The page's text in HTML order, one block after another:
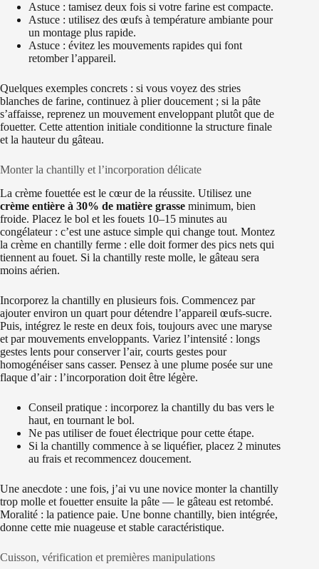
Astuce : tamisez deux fois si votre farine est compacte.
Astuce : utilisez des œufs à température ambiante pour
un montage plus rapide.
Astuce : évitez les mouvements rapides qui font
retomber l’appareil.
Quelques exemples concrets : si vous voyez des stries
blanches de farine, continuez à plier doucement ; si la pâte
s’affaisse, reprenez un mouvement enveloppant plutôt que de
fouetter. Cette attention initiale conditionne la structure finale
et la hauteur du gâteau.
Monter la chantilly et l’incorporation délicate
La crème fouettée est le cœur de la réussite. Utilisez une
crème entière à 30% de matière grasse minimum, bien
froide. Placez le bol et les fouets 10–15 minutes au
congélateur : c’est une astuce simple qui change tout. Montez
la crème en chantilly ferme : elle doit former des pics nets qui
tiennent au fouet. Si la chantilly reste molle, le gâteau sera
moins aérien.
Incorporez la chantilly en plusieurs fois. Commencez par
ajouter environ un quart pour détendre l’appareil œufs‑sucre.
Puis, intégrez le reste en deux fois, toujours avec une maryse
et par mouvements enveloppants. Variez l’intensité : longs
gestes lents pour conserver l’air, courts gestes pour
homogénéiser sans casser. Pensez à une plume posée sur une
flaque d’air : l’incorporation doit être légère.
Conseil pratique : incorporez la chantilly du bas vers le
haut, en tournant le bol.
Ne pas utiliser de fouet électrique pour cette étape.
Si la chantilly commence à se liquéfier, placez 2 minutes
au frais et recommencez doucement.
Une anecdote : une fois, j’ai vu une novice monter la chantilly
trop molle et fouetter ensuite la pâte — le gâteau est retombé.
Moralité : la patience paie. Une bonne chantilly, bien intégrée,
donne cette mie nuageuse et stable caractéristique.
Cuisson, vérification et premières manipulations